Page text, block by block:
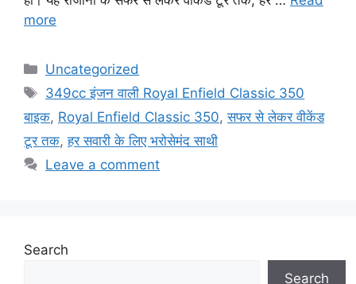
more
Categories
Uncategorized
Tags
349cc इंजन वाली Royal Enfield Classic 350
बाइक, Royal Enfield Classic 350,सफर से लेकर वीकेंड
टूर तक,हर सवारी के लिए भरोसेमंद साथी
Leave a comment
Search
Search